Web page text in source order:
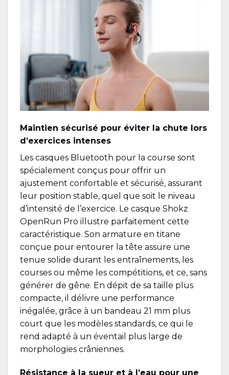
Maintien sécurisé pour éviter la chute lors
d’exercices intenses
Les casques Bluetooth pour la course sont
spécialement conçus pour offrir un
ajustement confortable et sécurisé, assurant
leur position stable, quel que soit le niveau
d’intensité de l’exercice. Le casque Shokz
OpenRun Pro illustre parfaitement cette
caractéristique. Son armature en titane
conçue pour entourer la tête assure une
tenue solide durant les entraînements, les
courses ou même les compétitions, et ce, sans
générer de gêne. En dépit de sa taille plus
compacte, il délivre une performance
inégalée, grâce à un bandeau 21 mm plus
court que les modèles standards, ce qui le
rend adapté à un éventail plus large de
morphologies crâniennes.
Résistance à la sueur et à l’eau pour une